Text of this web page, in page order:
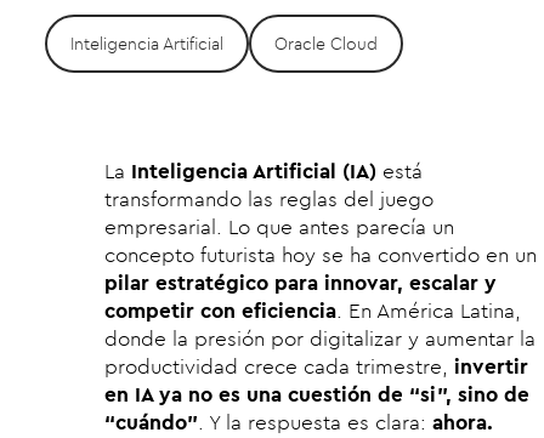
Inteligencia Artificial Oracle Cloud
La Inteligencia Artificial (IA) está
transformando las reglas del juego
empresarial. Lo que antes parecía un
concepto futurista hoy se ha convertido en un
pilar estratégico para innovar, escalar y
competir con eficiencia. En América Latina,
donde la presión por digitalizar y aumentar la
productividad crece cada trimestre, invertir
en IA ya no es una cuestión de “si”, sino de
“cuándo”. Y la respuesta es clara: ahora.